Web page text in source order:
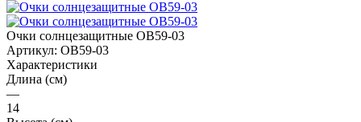
Очки солнцезащитные OB59-03
Артикул: OB59-03
Характеристики
Длина (см)
—
14